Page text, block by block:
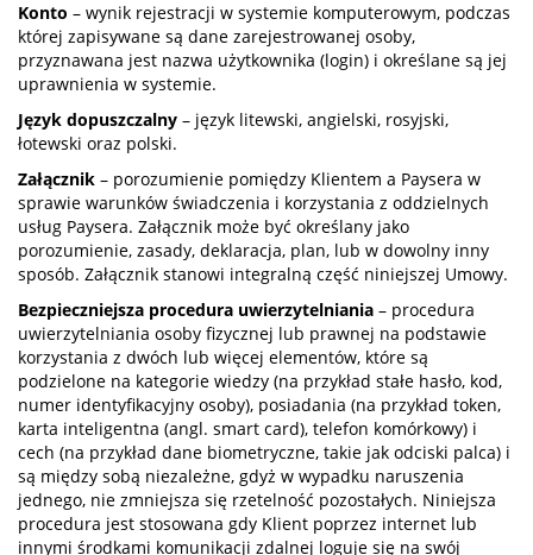
Konto – wynik rejestracji w systemie komputerowym, podczas
której zapisywane są dane zarejestrowanej osoby,
przyznawana jest nazwa użytkownika (login) i określane są jej
uprawnienia w systemie.
Język dopuszczalny – język litewski, angielski, rosyjski,
łotewski oraz polski.
Załącznik – porozumienie pomiędzy Klientem a Paysera w
sprawie warunków świadczenia i korzystania z oddzielnych
usług Paysera. Załącznik może być określany jako
porozumienie, zasady, deklaracja, plan, lub w dowolny inny
sposób. Załącznik stanowi integralną część niniejszej Umowy.
Bezpieczniejsza procedura uwierzytelniania – procedura
uwierzytelniania osoby fizycznej lub prawnej na podstawie
korzystania z dwóch lub więcej elementów, które są
podzielone na kategorie wiedzy (na przykład stałe hasło, kod,
numer identyfikacyjny osoby), posiadania (na przykład token,
karta inteligentna (angl. smart card), telefon komórkowy) i
cech (na przykład dane biometryczne, takie jak odciski palca) i
są między sobą niezależne, gdyż w wypadku naruszenia
jednego, nie zmniejsza się rzetelność pozostałych. Niniejsza
procedura jest stosowana gdy Klient poprzez internet lub
innymi środkami komunikacji zdalnej loguje się na swój